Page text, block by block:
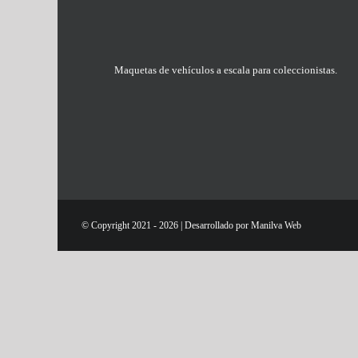
Maquetas de vehículos a escala para coleccionistas.
© Copyright 2021 - 2026 | Desarrollado por Manilva Web